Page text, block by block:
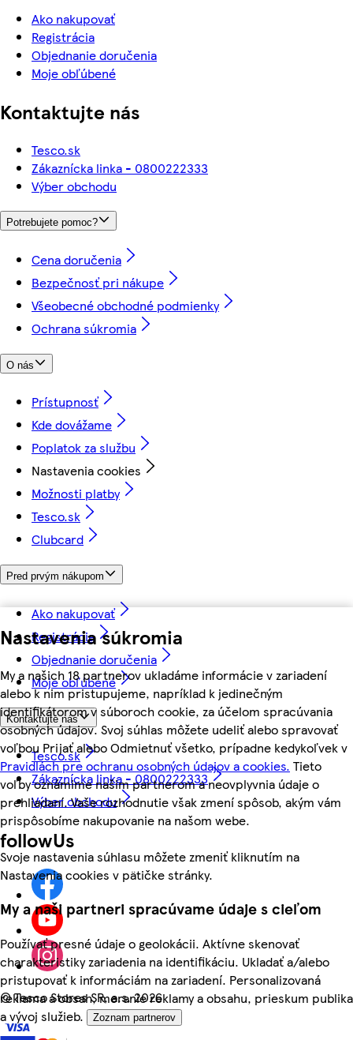
Nastavenia súkromia
My a našich 18 partnerov ukladáme informácie v zariadení
alebo k nim pristupujeme, napríklad k jedinečným
identifikátorom v súboroch cookie, za účelom spracúvania
osobných údajov. Svoj súhlas môžete udeliť alebo spravovať
voľbou Prijať alebo Odmietnuť všetko, prípadne kedykoľvek v
Pravidlách pre ochranu osobných údajov a cookies. Tieto
voľby oznámime našim partnerom a neovplyvnia údaje o
prehliadaní. Vaše rozhodnutie však zmení spôsob, akým vám
prispôsobíme nakupovanie na našom webe.
Svoje nastavenia súhlasu môžete zmeniť kliknutím na
Nastavenia cookies v pätičke stránky.
My a naši partneri spracúvame údaje s cieľom
Používať presné údaje o geolokácii. Aktívne skenovať
charakteristiky zariadenia na identifikáciu. Ukladať a/alebo
pristupovať k informáciám na zariadení. Personalizovaná
reklama a obsah, meranie reklamy a obsahu, prieskum publika
a vývoj služieb.
Zoznam partnerov
Ako nakupovať
Registrácia
Objednanie doručenia
Moje obľúbené
Kontaktujte nás
Tesco.sk
Zákaznícka linka - 0800222333
Výber obchodu
Potrebujete pomoc?
Cena doručenia
Bezpečnosť pri nákupe
Všeobecné obchodné podmienky
Ochrana súkromia
O nás
Prístupnosť
Kde dovážame
Poplatok za službu
Nastavenia cookies
Možnosti platby
Tesco.sk
Clubcard
Pred prvým nákupom
Ako nakupovať
Registrácia
Objednanie doručenia
Moje obľúbené
Kontaktujte nás
Tesco.sk
Zákaznícka linka - 0800222333
Výber obchodu
followUs
©Tesco Stores SR, a.s. 2026